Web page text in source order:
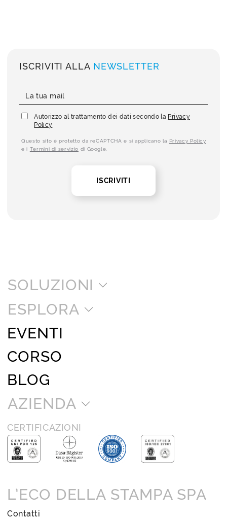
ISCRIVITI ALLA NEWSLETTER
Autorizzo al trattamento dei dati secondo la Privacy
Policy
Questo sito è protetto da reCAPTCHA e si applicano la Privacy Policy
e i Termini di servizio di Google.
ISCRIVITI
SOLUZIONI
ESPLORA
EVENTI
CORSO
BLOG
AZIENDA
CERTIFICAZIONI
L’ECO DELLA STAMPA SPA
Contatti